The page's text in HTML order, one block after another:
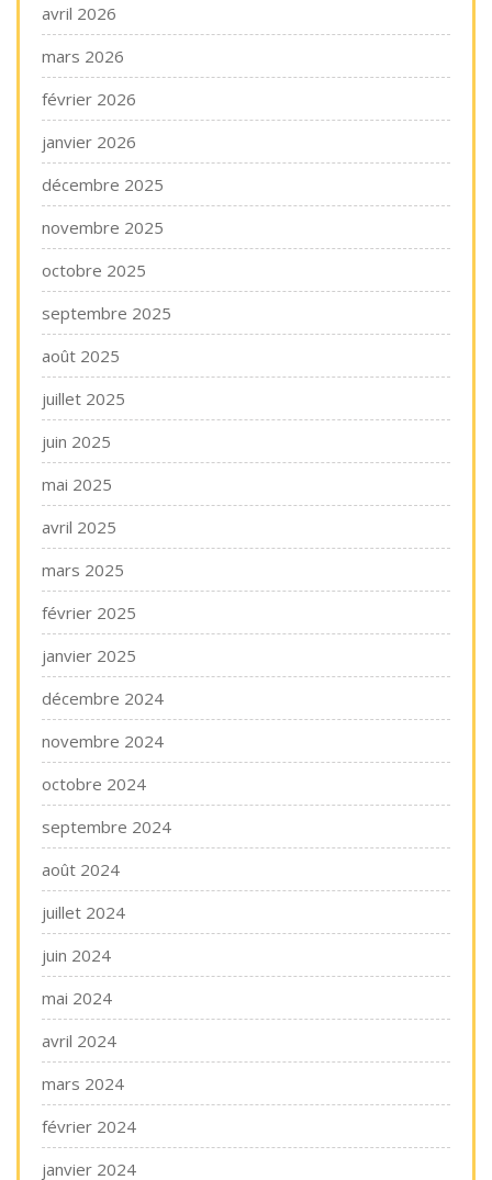
avril 2026
mars 2026
février 2026
janvier 2026
décembre 2025
novembre 2025
octobre 2025
septembre 2025
août 2025
juillet 2025
juin 2025
mai 2025
avril 2025
mars 2025
février 2025
janvier 2025
décembre 2024
novembre 2024
octobre 2024
septembre 2024
août 2024
juillet 2024
juin 2024
mai 2024
avril 2024
mars 2024
février 2024
janvier 2024